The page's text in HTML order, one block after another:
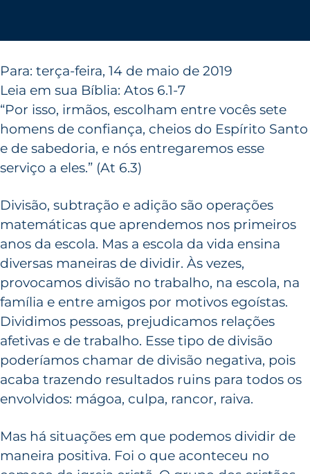
Para: terça-feira, 14 de maio de 2019
Leia em sua Bíblia: Atos 6.1-7
“Por isso, irmãos, escolham entre vocês sete
homens de confiança, cheios do Espírito Santo
e de sabedoria, e nós entregaremos esse
serviço a eles.” (At 6.3)
Divisão, subtração e adição são operações
matemáticas que aprendemos nos primeiros
anos da escola. Mas a escola da vida ensina
diversas maneiras de dividir. Às vezes,
provocamos divisão no trabalho, na escola, na
família e entre amigos por motivos egoístas.
Dividimos pessoas, prejudicamos relações
afetivas e de trabalho. Esse tipo de divisão
poderíamos chamar de divisão negativa, pois
acaba trazendo resultados ruins para todos os
envolvidos: mágoa, culpa, rancor, raiva.
Mas há situações em que podemos dividir de
maneira positiva. Foi o que aconteceu no